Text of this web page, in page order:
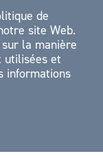
de
site Web.
la manière
utilisées et
informations